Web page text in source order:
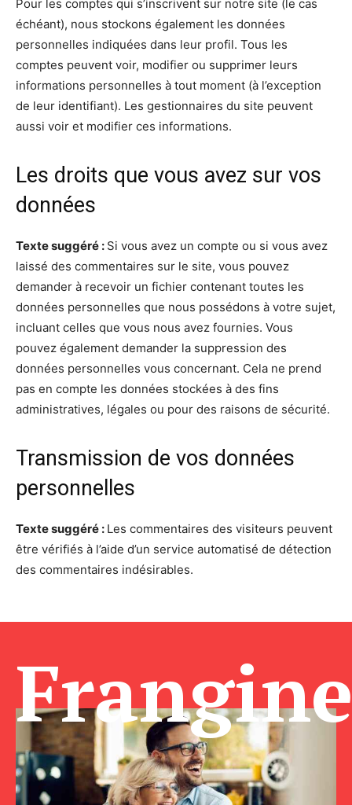
Pour les comptes qui s’inscrivent sur notre site (le cas
échéant), nous stockons également les données
personnelles indiquées dans leur profil. Tous les
comptes peuvent voir, modifier ou supprimer leurs
informations personnelles à tout moment (à l’exception
de leur identifiant). Les gestionnaires du site peuvent
aussi voir et modifier ces informations.
Les droits que vous avez sur vos
données
Texte suggéré : Si vous avez un compte ou si vous avez
laissé des commentaires sur le site, vous pouvez
demander à recevoir un fichier contenant toutes les
données personnelles que nous possédons à votre sujet,
incluant celles que vous nous avez fournies. Vous
pouvez également demander la suppression des
données personnelles vous concernant. Cela ne prend
pas en compte les données stockées à des fins
administratives, légales ou pour des raisons de sécurité.
Transmission de vos données
personnelles
Texte suggéré : Les commentaires des visiteurs peuvent
être vérifiés à l’aide d’un service automatisé de détection
des commentaires indésirables.